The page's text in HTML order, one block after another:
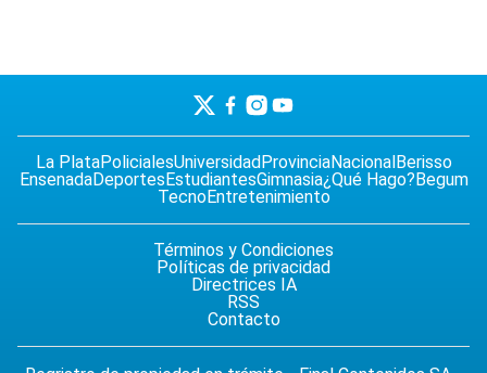
La PlataPolicialesUniversidadProvinciaNacionalBerisso
EnsenadaDeportesEstudiantesGimnasia¿Qué Hago?Begum
TecnoEntretenimiento
Términos y Condiciones
Políticas de privacidad
Directrices IA
RSS
Contacto